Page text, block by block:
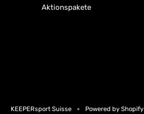
Aktionspakete
KEEPERsport Suisse Powered by Shopify